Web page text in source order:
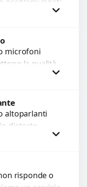
interventi
microfoni
la qualità
delle
altoparlanti
distorto,
ricambi di
risponde o